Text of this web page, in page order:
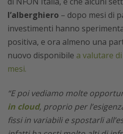
l’alberghiero – dopo mesi di
investimenti hanno
positiva, e ora almeno una
nuovo disponibile a valutare
mesi.
“E poi vediamo molte
in cloud, proprio per
fissi in variabili e spostarli